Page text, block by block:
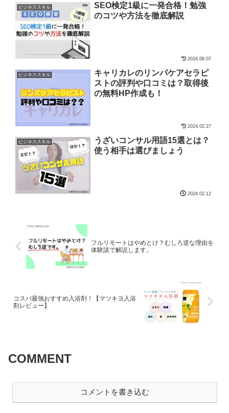
ビジネススキル
SEO検定1級に一発合格！勉強
のコツや方法を徹底解説
2024.08.07
ビジネススキル
キャリカレのリンパケアセラピ
ストの評判や口コミは？取得後
の無料HP作成も！
2024.02.27
ビジネススキル
うざいコンサル用語15選とは？
使う相手は選びましょう
2024.02.12
フルリモートはやめとけ？むしろ逆な理由を
体験談で解説します。
コスパ最強おすすめ入浴剤！【マツキヨ入浴
剤レビュー】
COMMENT
コメントを書き込む